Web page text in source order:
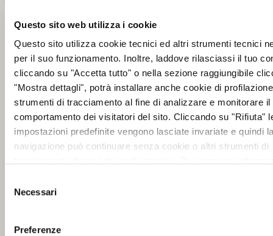
Questo sito web utilizza i cookie
Questo sito utilizza cookie tecnici ed altri strumenti tecnici
per il suo funzionamento. Inoltre, laddove rilasciassi il tuo
cliccando su "Accetta tutto" o nella sezione raggiungibile
"Mostra dettagli", potrà installare anche cookie di
strumenti di tracciamento al fine di analizzare e monitorare il
comportamento dei visitatori del sito. Cliccando su "Rifiuta"
impostazioni predefinite vengono lasciate invariate e quindi
navigazione può continuare senza cookie o altri strumenti di
delNecessari
Preferenze